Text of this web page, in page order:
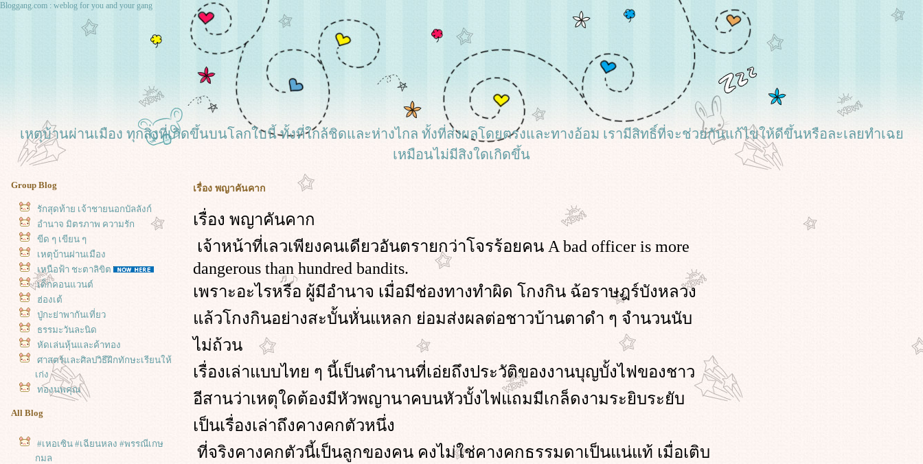
Bloggang.com : weblog for you and your gang
เหตุบ้านผ่านเมือง ทุกสิ่งที่เกิดขึ้นบนโลกใบนี้ ทั้งที่ใกล้ชิดและห่างไกล ทั้งที่ส่งผลโดยตรงและทางอ้อม เรามีสิทธิ์ที่จะช่วยกันแก้ไขให้ดีขึ้นหรือละเลยทำเฉ
เหมือนไม่มีสิงใดเกิดขึ้น
Group Blog
รักสุดท้าย เจ้าชายนอกบัลลังก์
อำนาจ มิตรภาพ ความรัก
ขีด ๆ เขียน ๆ
เหตุบ้านผ่านเมือง
เหนือฟ้า ชะตาลิขิต
เด็กคอนแวนต์
ฮ่องเต้
ปู่กะย่าพากันเที่ยว
ธรรมะวันละนิด
หัดเล่นหุ้นและค้าทอง
ศาสตร์และศิลปวิธีฝึกทักษะเรียนให้
เก่ง
ทองนพคุณ
All Blog
#เหอเซิน #เฉียนหลง #พรรณีเกษ
กมล
เรื่อง พญาคันคาก
เรื่อง พญาคันคาก
เจ้าหน้าที่เลวเพียงคนเดียวอันตรายกว่าโจรร้อยคน A bad officer is more
dangerous than hundred bandits.
เพราะอะไรหรือ ผู้มีอำนาจ เมื่อมีช่องทางทำผิด โกงกิน ฉ้อราษฎร์บังหลวง
ล้วโกงกินอย่างสะบั้นหั่นแหลก ย่อมส่งผลต่อชาวบ้านตาดำ ๆ จำนวนนับ
ไม่ถ้วน
เรื่องเล่าแบบไทย ๆ นี้เป็นตำนานที่เอ่ยถึงประวัติของงานบุญบั้งไฟของชาว
อีสานว่าเหตุใดต้องมีหัวพญานาคบนหัวบั้งไฟแถมมีเกล็ดงามระยิบระยับ
เป็นเรื่องเล่าถึงคางคกตัวหนึ่ง
ที่จริงคางคกตัวนี้เป็นลูกของคน คงไม่ใช่คางคกธรรมดาเป็นแน่แท้ เมื่อเติบ